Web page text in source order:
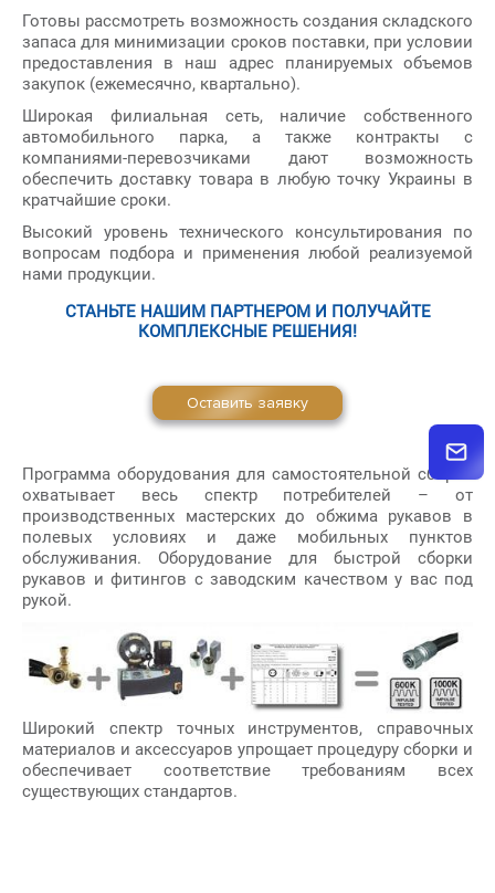
Готовы рассмотреть возможность создания складского
запаса для минимизации сроков поставки, при условии
предоставления в наш адрес планируемых объемов
закупок (ежемесячно, квартально).
Широкая филиальная сеть, наличие собственного
автомобильного парка, а также контракты с
компаниями-перевозчиками дают возможность
обеспечить доставку товара в любую точку Украины в
кратчайшие сроки.
Высокий уровень технического консультирования по
вопросам подбора и применения любой реализуемой
нами продукции.
СТАНЬТЕ НАШИМ ПАРТНЕРОМ И ПОЛУЧАЙТЕ
КОМПЛЕКСНЫЕ РЕШЕНИЯ!
Оставить заявку
Программа оборудования для самостоятельной сборки
охватывает весь спектр потребителей – от
производственных мастерских до обжима рукавов в
полевых условиях и даже мобильных пунктов
обслуживания. Оборудование для быстрой сборки
рукавов и фитингов с заводским качеством у вас под
рукой.
Широкий спектр точных инструментов, справочных
материалов и аксессуаров упрощает процедуру сборки и
обеспечивает соответствие требованиям всех
существующих стандартов.